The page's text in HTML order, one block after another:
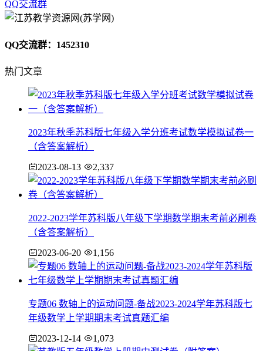
QQ交流群
QQ交流群：1452310
热门文章
2023年秋季苏科版七年级入学分班考试数学模拟试卷一
（含答案解析）
2023-08-13 2,337
2022-2023学年苏科版八年级下学期数学期末考前必刷卷
（含答案解析）
2023-06-20 1,156
专题06 数轴上的运动问题-备战2023-2024学年苏科版七
年级数学上学期期末考试真题汇编
2023-12-14 1,073